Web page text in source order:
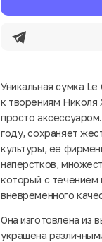
Уникальная сумка
к творениям Николя
просто
году, сохраняет
культуры, ее
наперстков,
который с течением
вневременного
Она изготовлена из
украшена